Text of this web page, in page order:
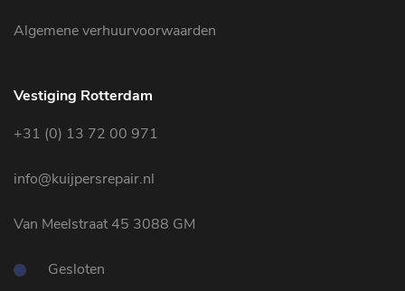
Algemene verhuurvoorwaarden
Vestiging Rotterdam
+31 (0) 13 72 00 971
info@kuijpersrepair.nl
Van Meelstraat 45 3088 GM
Gesloten